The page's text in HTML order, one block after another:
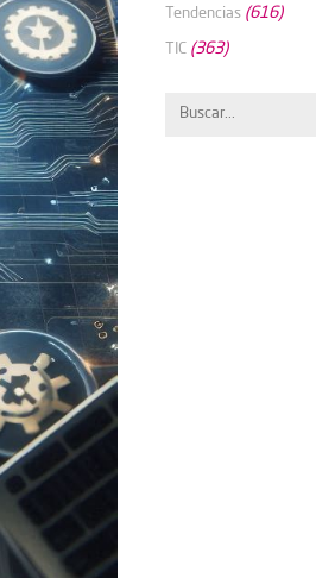
Tendencias (616)
TIC (363)